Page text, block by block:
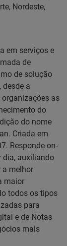
Nordeste,
em serviços e
de
de solução
desde a
as
do
do nome
Criada em
Responde on-
dia, auxiliando
a melhor
maior
todos os tipos
para
e de Notas
mais